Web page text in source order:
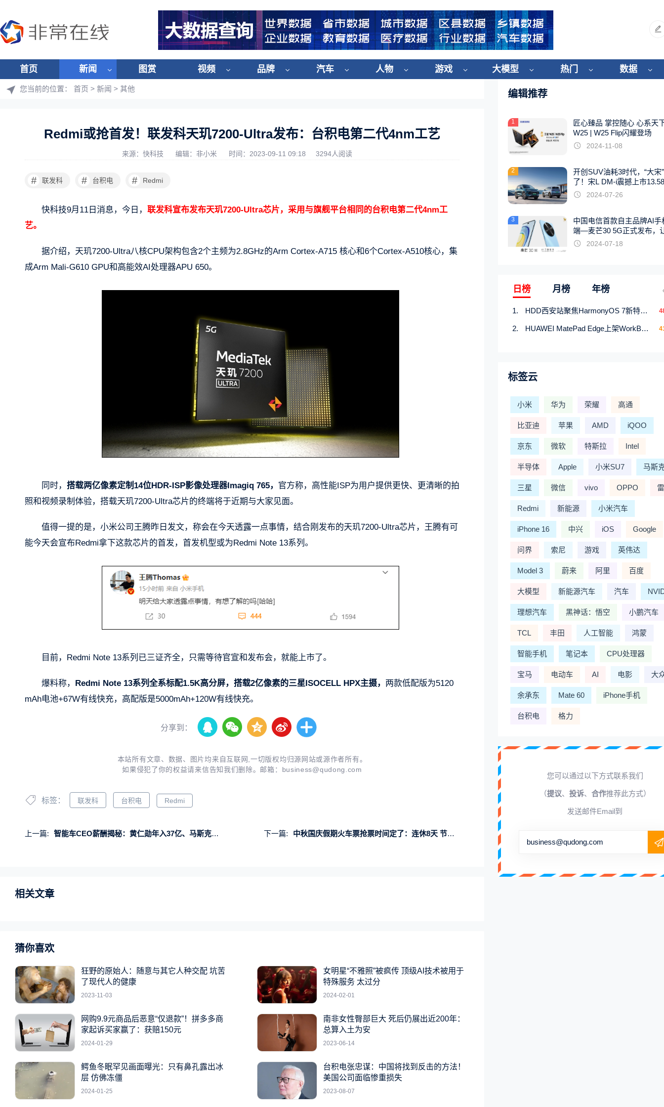
首页 新闻 图赏 视频 品牌 汽车 人物 游戏 大模型 热门 数据
您当前的位置： 首页 > 新闻 > 其他
Redmi或抢首发！联发科天玑7200-Ultra发布：台积电第二代4nm工艺
来源：快科技 编辑：非小米 时间：2023-09-11 09:18 3294人阅读
# 联发科 # 台积电 # Redmi
快科技9月11日消息，今日， 联发科宣布发布天玑7200-Ultra芯片，采用与旗舰平台相同的台积电第二代4nm工
艺。
据介绍，天玑7200-Ultra八核CPU架构包含2个主频为2.8GHz的Arm Cortex-A715 核心和6个Cortex-A510核心，集
成Arm Mali-G610 GPU和高能效AI处理器APU 650。
同时， 搭载两亿像素定制14位HDR-ISP影像处理器Imagiq 765， 官方称，高性能ISP为用户提供更快、更清晰的拍
照和视频录制体验，搭载天玑7200-Ultra芯片的终端将于近期与大家见面。
值得一提的是，小米公司王腾昨日发文，称会在今天透露一点事情，结合刚发布的天玑7200-Ultra芯片，王腾有可
能今天会宣布Redmi拿下这款芯片的首发，首发机型或为Redmi Note 13系列。
目前，Redmi Note 13系列已三证齐全，只需等待官宣和发布会，就能上市了。
爆料称， Redmi Note 13系列全系标配1.5K高分屏，搭载2亿像素的三星ISOCELL HPX主摄， 两款低配版为5120
mAh电池+67W有线快充，高配版是5000mAh+120W有线快充。
分享到：
本站所有文章、数据、图片均来自互联网,一切版权均归源网站或源作者所有。
如果侵犯了你的权益请来信告知我们删除。邮箱： business@qudong.com
标签： 联发科 台积电 Redmi
上一篇: 智能车CEO薪酬揭秘：黄仁勋年入37亿、马斯克00000 下一篇: 中秋国庆假期火车票抢票时间定了：连休8天 节前不调休
相关文章
猜你喜欢
狂野的原始人：随意与其它人种交配 坑苦
了现代人的健康
2023-11-03
女明星“不雅照”被疯传 顶级AI技术被用于
特殊服务 太过分
2024-02-01
网购9.9元商品后恶意“仅退款”！拼多多商
家起诉买家赢了：获赔150元
2024-01-29
南非女性臀部巨大 死后仍展出近200年：
总算入土为安
2023-06-14
鳄鱼冬眠罕见画面曝光：只有鼻孔露出冰
层 仿佛冻僵
2024-01-25
台积电张忠谋：中国将找到反击的方法！
美国公司面临惨重损失
2023-08-07
编辑推荐
1
匠心臻品 掌控随心 心系天
W25 | W25 Flip闪耀登场
2024-11-08
2
开创SUV油耗3时代，“大宋
了！宋L DM-i震撼上市
起
2024-07-26
3
中国电信首款自主品牌AI手
端—麦芒30 5G正式发布，
触手可及2024-07-18
日榜 月榜 年榜
HDD西安站聚焦HarmonyOS 7新特性，解锁从互联到智能的应用开发新范式
HUAWEI MatePad Edge上架WorkBuddy鸿蒙PC版，说话就能干活的AI办公搭子
标签云
小米 华为 荣耀 高通
比亚迪 苹果 AMD iQOO
京东 微软 特斯拉 Intel
半导体 Apple 小米SU7 马斯
三星 微信 vivo OPPO
Redmi 新能源 小米汽车
iPhone 16 中兴 iOS Google
问界 索尼 游戏 英伟达
Model 3 蔚来 阿里 百度
大模型 新能源汽车 汽车
理想汽车 黑神话：悟空 小鹏汽车
TCL 丰田 人工智能 鸿蒙
智能手机 笔记本 CPU处理器
宝马 电动车 AI 电影 大
余承东 Mate 60 iPhone手机
台积电 格力
您可以通过以下方式联系我们
（提议、 投诉、 合作推荐此方式）
发送邮件Email到
business@qudong.com